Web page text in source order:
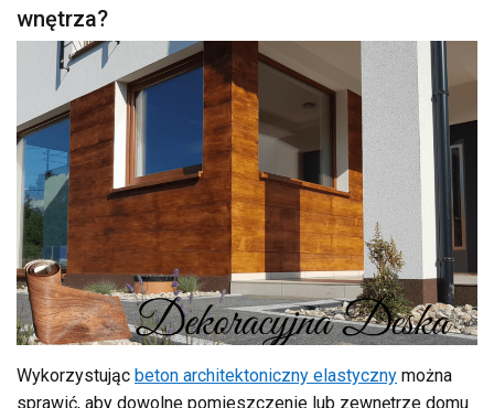
wnętrza?
Wykorzystując beton architektoniczny elastyczny można
sprawić, aby dowolne pomieszczenie lub zewnętrze domu